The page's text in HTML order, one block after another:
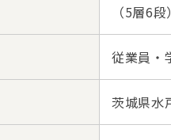
（5層6段）
従業員・
茨城県水